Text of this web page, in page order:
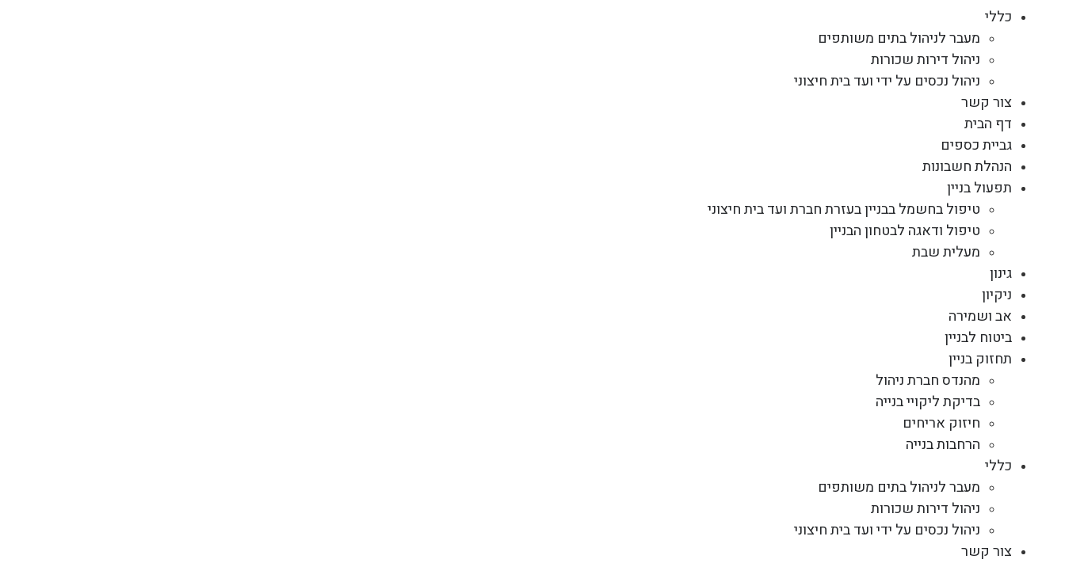
כללי
מעבר לניהול בתים משותפים
ניהול דירות שכורות
ניהול נכסים על ידי ועד בית חיצוני
צור קשר
דף הבית
גביית כספים
הנהלת חשבונות
תפעול בניין
טיפול בחשמל בבניין בעזרת חברת ועד בית חיצוני
טיפול ודאגה לבטחון הבניין
מעלית שבת
גינון
ניקיון
אב ושמירה
ביטוח לבניין
תחזוק בניין
מהנדס חברת ניהול
בדיקת ליקויי בנייה
חיזוק אריחים
הרחבות בנייה
כללי
מעבר לניהול בתים משותפים
ניהול דירות שכורות
ניהול נכסים על ידי ועד בית חיצוני
צור קשר